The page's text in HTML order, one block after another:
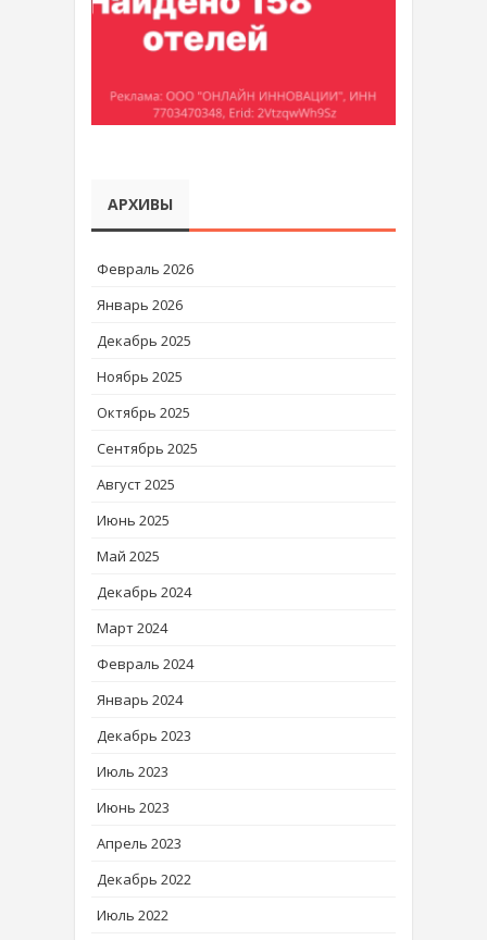
АРХИВЫ
Февраль 2026
Январь 2026
Декабрь 2025
Ноябрь 2025
Октябрь 2025
Сентябрь 2025
Август 2025
Июнь 2025
Май 2025
Декабрь 2024
Март 2024
Февраль 2024
Январь 2024
Декабрь 2023
Июль 2023
Июнь 2023
Апрель 2023
Декабрь 2022
Июль 2022